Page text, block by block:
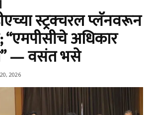
स्ट्रक्चरल प्लॅनवरून
“एमपीसीचे अधिकार
— वसंत भसे
2026